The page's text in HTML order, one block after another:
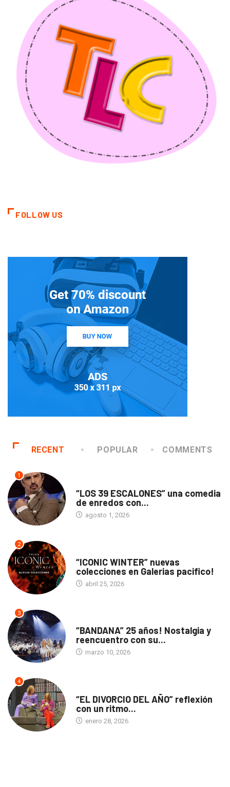
FOLLOW US
RECENT POPULAR COMMENTS
1
“LOS 39 ESCALONES” una comedia
de enredos con...
agosto 1, 2026
2
“ICONIC WINTER” nuevas
colecciones en Galerias pacifico!
abril 25, 2026
3
“BANDANA” 25 años! Nostalgia y
reencuentro con su...
marzo 10, 2026
4
“EL DIVORCIO DEL AÑO” reflexión
con un ritmo...
enero 28, 2026